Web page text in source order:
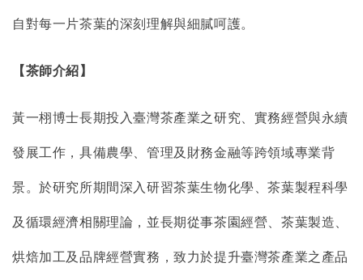
自對每一片茶葉的深刻理解與細膩呵護。
【茶師介紹】
黃一栩博士長期投入臺灣茶產業之研究、實務經營與永續
發展工作，具備農學、管理及財務金融等跨領域專業背
景。於研究所期間深入研習茶葉生物化學、茶葉製程科學
及循環經濟相關理論，並長期從事茶園經營、茶葉製造、
烘焙加工及品牌經營實務，致力於提升臺灣茶產業之產品